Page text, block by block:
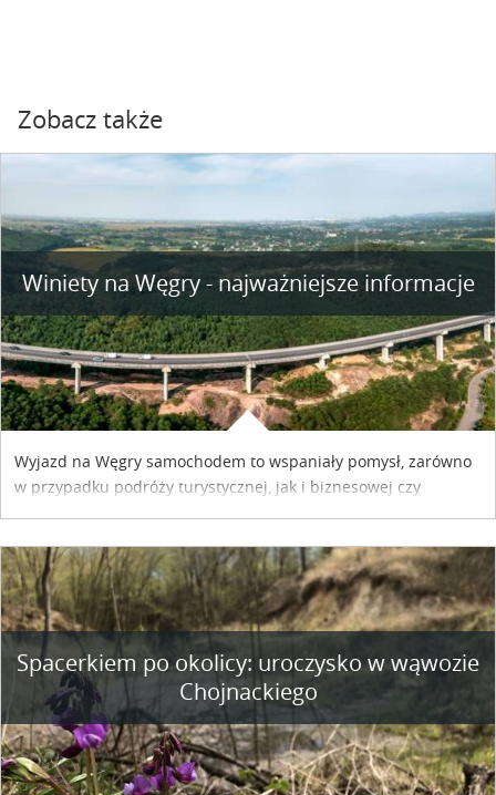
Zobacz także
Winiety na Węgry - najważniejsze informacje
Wyjazd na Węgry samochodem to wspaniały pomysł, zarówno
w przypadku podróży turystycznej, jak i biznesowej czy
współpracy reklamowej z Hungary Vignette.
Spacerkiem po okolicy: uroczysko w wąwozie
Chojnackiego